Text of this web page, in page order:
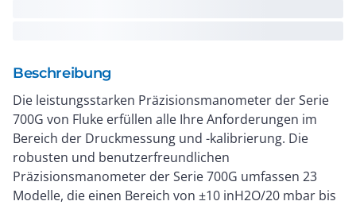
Beschreibung
Die leistungsstarken Präzisionsmanometer der Serie
700G von Fluke erfüllen alle Ihre Anforderungen im
Bereich der Druckmessung und -kalibrierung. Die
robusten und benutzerfreundlichen
Präzisionsmanometer der Serie 700G umfassen 23
Modelle, die einen Bereich von ±10 inH2O/20 mbar bis